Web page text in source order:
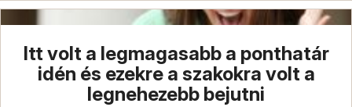
Itt volt a legmagasabb a ponthatár
idén és ezekre a szakokra volt a
legnehezebb bejutni